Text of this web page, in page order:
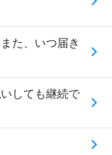
た、いつ届き
しても継続で